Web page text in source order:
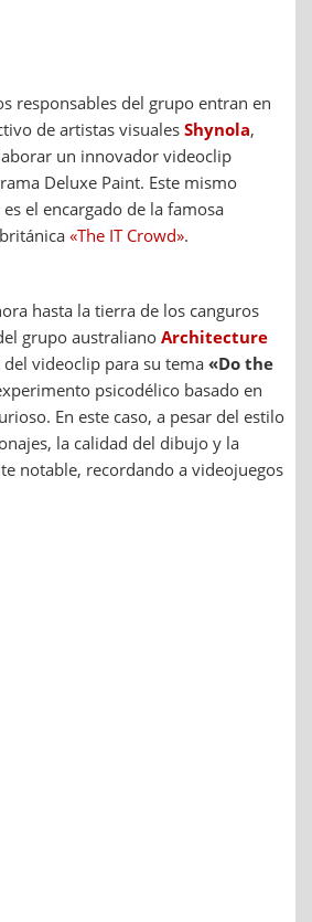
responsables del grupo entran en
de artistas visuales Shynola,
un innovador videoclip
Deluxe Paint. Este mismo
el encargado de la famosa
«The IT Crowd».
hasta la tierra de los canguros
grupo australiano Architecture
del videoclip para su tema «Do the
psicodélico basado en
En este caso, a pesar del estilo
la calidad del dibujo y la
notable, recordando a videojuegos